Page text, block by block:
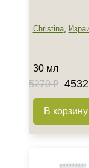
Christina,
30 мл
5270 ₽
В корзину